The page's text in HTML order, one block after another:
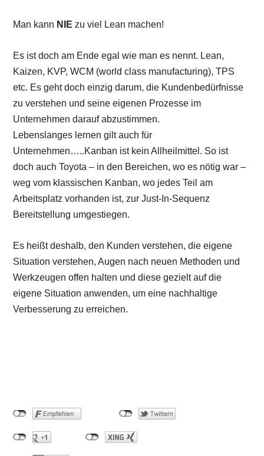
Man kann NIE zu viel Lean machen!
Es ist doch am Ende egal wie man es nennt. Lean,
Kaizen, KVP, WCM (world class manufacturing), TPS
etc. Es geht doch einzig darum, die Kundenbedürfnisse
zu verstehen und seine eigenen Prozesse im
Unternehmen darauf abzustimmen.
Lebenslanges lernen gilt auch für
Unternehmen…..Kanban ist kein Allheilmittel. So ist
doch auch Toyota – in den Bereichen, wo es nötig war –
weg vom klassischen Kanban, wo jedes Teil am
Arbeitsplatz vorhanden ist, zur Just-In-Sequenz
Bereitstellung umgestiegen.
Es heißt deshalb, den Kunden verstehen, die eigene
Situation verstehen, Augen nach neuen Methoden und
Werkzeugen offen halten und diese gezielt auf die
eigene Situation anwenden, um eine nachhaltige
Verbesserung zu erreichen.